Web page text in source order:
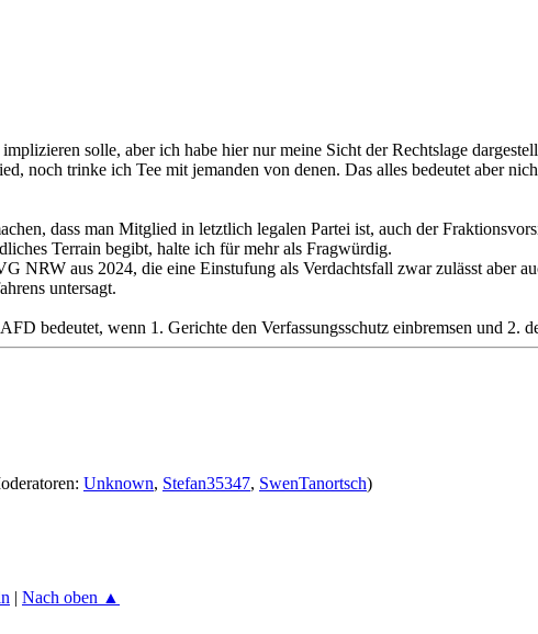
solle, aber ich habe hier nur meine Sicht der Rechtslage
noch trinke ich Tee mit jemanden von denen. Das alles bedeutet aber
dass man Mitglied in letztlich legalen Partei ist, auch der
Terrain begibt, halte ich für mehr als Fragwürdig.
NRW aus 2024, die eine Einstufung als Verdachtsfall zwar zulässt aber
untersagt.
bedeutet, wenn 1. Gerichte den Verfassungsschutz einbremsen und
Unknown, Stefan35347, SwenTanortsch)
| Nach oben ▲